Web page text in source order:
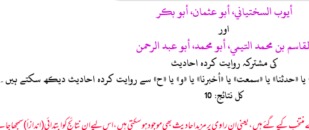
أيوب السختياني، أبو عثمان، أبو بكر
اور
بن محمد التيمي، أبو محمد، أبو عبد الرحمن
کی مشترکہ روایت کردہ احادیث
یا «سمعت» یا «أخبرنا» یا «و» یا «ح» سے روایت کردہ احادیث دیکھ سکتے ہیں۔
کل نتائج: 10